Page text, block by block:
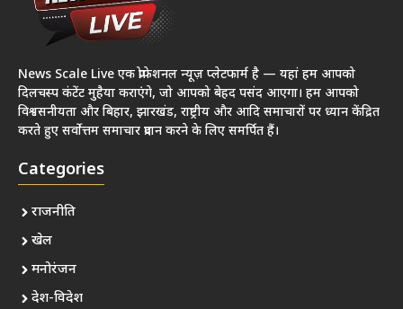
News Scale Live एक प्रोफेशनल न्यूज़ प्लेटफार्म है — यहां हम आपको
दिलचस्प कंटेंट मुहैया कराएंगे, जो आपको बेहद पसंद आएगा। हम आपको
विश्वसनीयता और बिहार, झारखंड, राष्ट्रीय और आदि समाचारों पर ध्यान केंद्रित
करते हुए सर्वोत्तम समाचार प्रदान करने के लिए समर्पित हैं।
Categories
राजनीति
खेल
मनोरंजन
देश-विदेश